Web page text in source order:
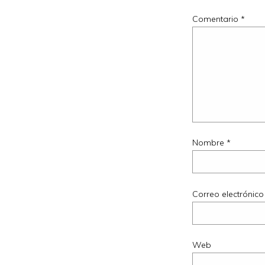
Comentario *
Nombre *
Correo
Web